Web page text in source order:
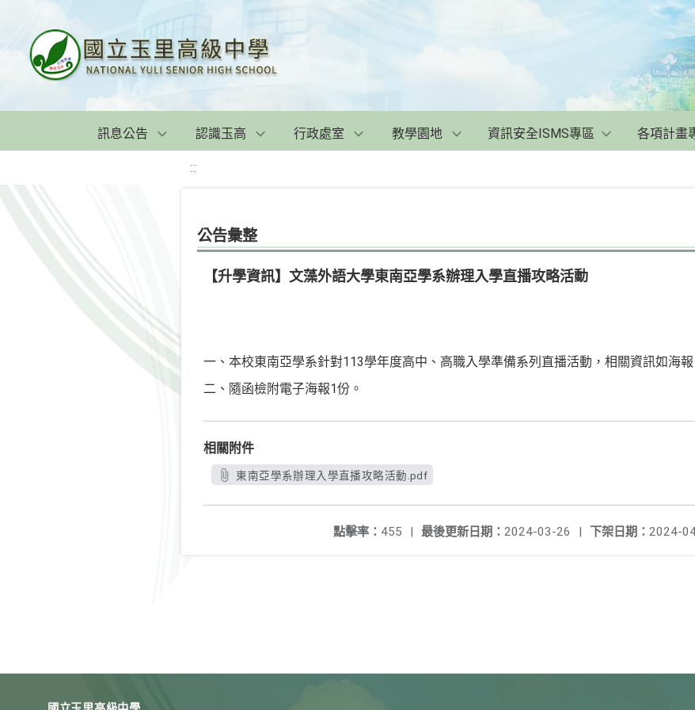
訊息公告 認識玉高 行政處室 教學園地 資訊安全ISMS專區 各項計畫
:::
公告彙整
【升學資訊】文藻外語大學東南亞學系辦理入學直播攻略活動
一、本校東南亞學系針對113學年度高中、高職入學準備系列直播活動，相關資訊如海報
二、隨函檢附電子海報1份。
相關附件
東南亞學系辦理入學直播攻略活動.pdf
下架日期： 2024-
最後更新日期： 2024-03-26 |
點擊率： 455 |